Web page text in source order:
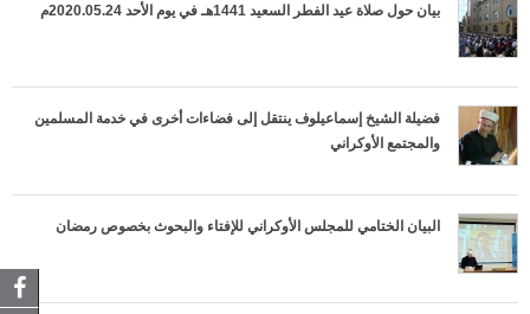
ل
أ
س
س
ي
بيان حول صلاة عيد الفطر السعيد 1441هـ في يوم الأحد 2020.05.24م
فضيلة الشيخ إسماعيلوف ينتقل إلى فضاءات أخرى في خدمة المسلمين
والمجتمع الأوكراني
البيان الختامي للمجلس الأوكراني للإفتاء والبحوث بخصوص رمضان